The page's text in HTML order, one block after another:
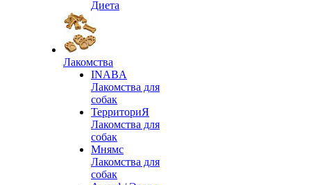
Диета
Лакомства
INABA
Лакомства для
собак
ТерриториЯ
Лакомства для
собак
Мнямс
Лакомства для
собак